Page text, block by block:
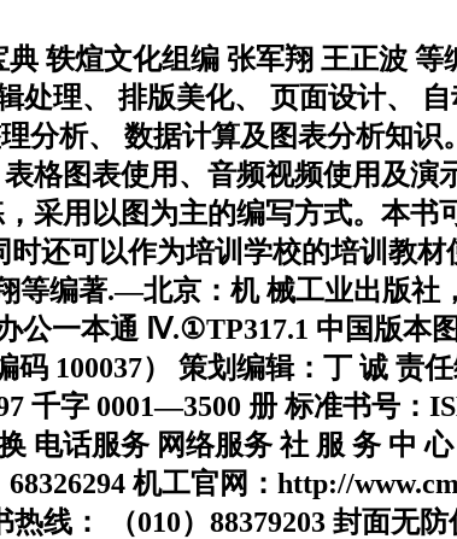
轶煊文化组编 张军翔 王正波 等
处理、 排版美化、 页面设计、
分析、 数据计算及图表分析知识
格图表使用、音频视频使用及
采用以图为主的编写方式。本书
还可以作为培训学校的培训教
编著.—北京：机 械工业出版社
本通 Ⅳ.①TP317.1 中国版本图
100037） 策划编辑：丁 诚 责
千字 0001―3500 册 标准书号：
话服务 网络服务 社 服 务 中 心
机工官网：http://
线： （010）88379203 封面无